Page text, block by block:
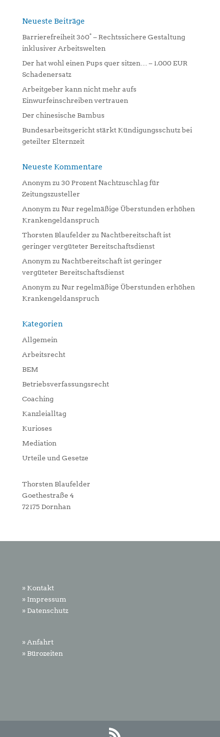
n
v
e
:
Neueste Beiträge
Barrierefreiheit 360° – Rechtssichere Gestaltung
inklusiver Arbeitswelten
Der hat wohl einen Pups quer sitzen… – 1.000 EUR
Schadenersatz
Arbeitgeber kann nicht mehr aufs
Einwurfeinschreiben vertrauen
Der chinesische Bambus
Bundesarbeitsgericht stärkt Kündigungsschutz bei
geteilter Elternzeit
Neueste Kommentare
Anonym zu 30 Prozent Nachtzuschlag für
Zeitungszusteller
Anonym zu Nur regelmäßige Überstunden erhöhen
Krankengeldanspruch
Thorsten Blaufelder zu Nachtbereitschaft ist
geringer vergüteter Bereitschaftsdienst
Anonym zu Nachtbereitschaft ist geringer
vergüteter Bereitschaftsdienst
Anonym zu Nur regelmäßige Überstunden erhöhen
Krankengeldanspruch
Kategorien
Allgemein
Arbeitsrecht
BEM
Betriebsverfassungsrecht
Coaching
Kanzleialltag
Kurioses
Mediation
Urteile und Gesetze
Thorsten Blaufelder
Goethestraße 4
72175 Dornhan
» Kontakt
» Impressum
» Datenschutz
» Anfahrt
» Bürozeiten